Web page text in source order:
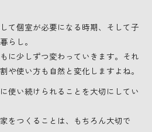
て個室が必要になる時期、そして子
らし。
に少しずつ変わっていきます。それ
や使い方も自然と変化しますよね。
使い続けられることを大切にしてい
をつくることは、もちろん大切で